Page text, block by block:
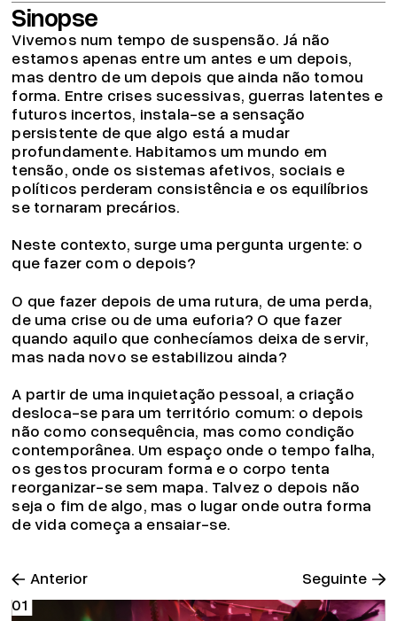
Sinopse
Vivemos num tempo de suspensão. Já não
estamos apenas entre um antes e um depois,
mas dentro de um depois que ainda não tomou
forma. Entre crises sucessivas, guerras latentes e
futuros incertos, instala-se a sensação
persistente de que algo está a mudar
profundamente. Habitamos um mundo em
tensão, onde os sistemas afetivos, sociais e
políticos perderam consistência e os equilíbrios
se tornaram precários.
Neste contexto, surge uma pergunta urgente: o
que fazer com o depois?
O que fazer depois de uma rutura, de uma perda,
de uma crise ou de uma euforia? O que fazer
quando aquilo que conhecíamos deixa de servir,
mas nada novo se estabilizou ainda?
A partir de uma inquietação pessoal, a criação
desloca-se para um território comum: o depois
não como consequência, mas como condição
contemporânea. Um espaço onde o tempo falha,
os gestos procuram forma e o corpo tenta
reorganizar-se sem mapa. Talvez o depois não
seja o fim de algo, mas o lugar onde outra forma
de vida começa a ensaiar-se.
Anterior Seguinte